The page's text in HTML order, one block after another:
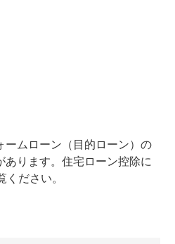
ームローン（目的ローン）の
ります。住宅ローン控除に
ください。